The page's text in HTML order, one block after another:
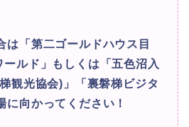
は「第二ゴールドハウス目
ルド」もしくは「五色沼入
観光協会)」「裏磐梯ビジタ
に向かってください！